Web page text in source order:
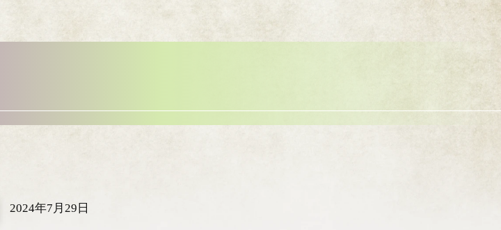
2024年7月29日